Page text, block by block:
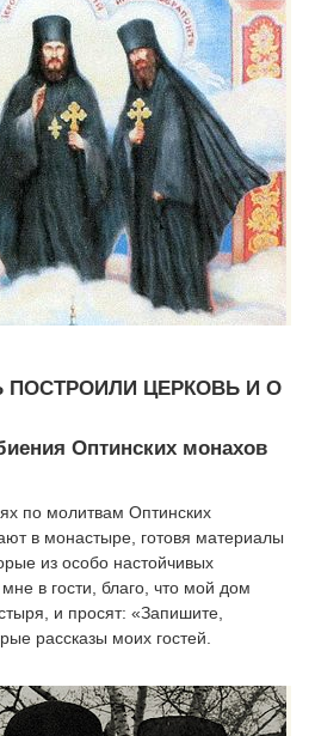
ПОСТРОИЛИ ЦЕРКОВЬ И О
Оптинских монахов
по молитвам Оптинских
в монастыре, готовя материалы
из особо настойчивых
в гости, благо, что мой дом
и просят: «Запишите,
рассказы моих гостей.